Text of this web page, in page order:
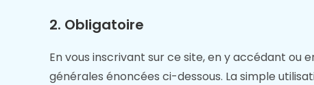
2. Obligatoire
En vous inscrivant sur ce site, en y accédant ou
générales énoncées ci-dessous. La simple